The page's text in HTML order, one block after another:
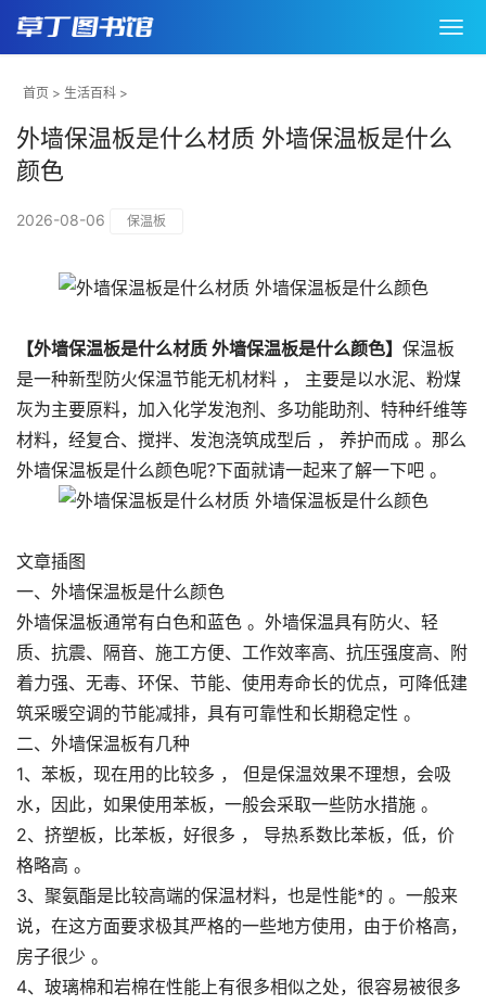
首页 > 生活百科 >
外墙保温板是什么材质 外墙保温板是什么
颜色
2026-08-06 保温板
【外墙保温板是什么材质 外墙保温板是什么颜色】 保温板
是一种新型防火保温节能无机材料 ， 主要是以水泥、粉煤
灰为主要原料，加入化学发泡剂、多功能助剂、特种纤维等
材料，经复合、搅拌、发泡浇筑成型后 ， 养护而成 。那么
外墙保温板是什么颜色呢?下面就请一起来了解一下吧 。
文章插图
一、外墙保温板是什么颜色
外墙保温板通常有白色和蓝色 。外墙保温具有防火、轻
质、抗震、隔音、施工方便、工作效率高、抗压强度高、附
着力强、无毒、环保、节能、使用寿命长的优点，可降低建
筑采暖空调的节能减排，具有可靠性和长期稳定性 。
二、外墙保温板有几种
1、苯板，现在用的比较多 ， 但是保温效果不理想，会吸
水，因此，如果使用苯板，一般会采取一些防水措施 。
2、挤塑板，比苯板，好很多 ， 导热系数比苯板，低，价
格略高 。
3、聚氨酯是比较高端的保温材料，也是性能*的 。一般来
说，在这方面要求极其严格的一些地方使用，由于价格高，
房子很少 。
4、玻璃棉和岩棉在性能上有很多相似之处，很容易被很多